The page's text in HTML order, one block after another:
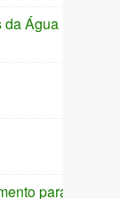
da Água
para